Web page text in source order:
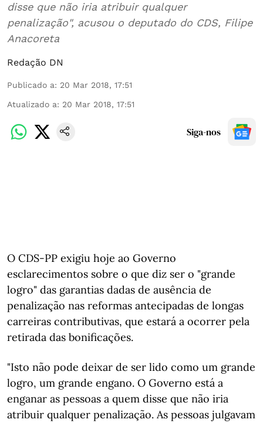
disse que não iria atribuir qualquer
penalização", acusou o deputado do CDS, Filipe
Anacoreta
Redação DN
Publicado a: 20 Mar 2018, 17:51
Atualizado a: 20 Mar 2018, 17:51
Siga-nos
O CDS-PP exigiu hoje ao Governo
esclarecimentos sobre o que diz ser o "grande
logro" das garantias dadas de ausência de
penalização nas reformas antecipadas de longas
carreiras contributivas, que estará a ocorrer pela
retirada das bonificações.
"Isto não pode deixar de ser lido como um grande
logro, um grande engano. O Governo está a
enganar as pessoas a quem disse que não iria
atribuir qualquer penalização. As pessoas julgavam